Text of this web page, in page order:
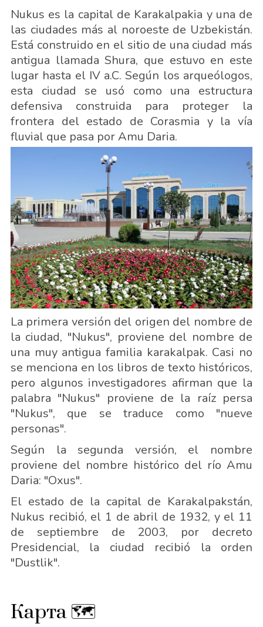
Nukus es la capital de Karakalpakia y una de
las ciudades más al noroeste de Uzbekistán.
Está construido en el sitio de una ciudad más
antigua llamada Shura, que estuvo en este
lugar hasta el IV a.C. Según los arqueólogos,
esta ciudad se usó como una estructura
defensiva construida para proteger la
frontera del estado de Corasmia y la vía
fluvial que pasa por Amu Daria.
La primera versión del origen del nombre de
la ciudad, "Nukus", proviene del nombre de
una muy antigua familia karakalpak. Casi no
se menciona en los libros de texto históricos,
pero algunos investigadores afirman que la
palabra "Nukus" proviene de la raíz persa
"Nukus", que se traduce como "nueve
personas".
Según la segunda versión, el nombre
proviene del nombre histórico del río Amu
Daria: "Oxus".
El estado de la capital de Karakalpakstán,
Nukus recibió, el 1 de abril de 1932, y el 11
de septiembre de 2003, por decreto
Presidencial, la ciudad recibió la orden
"Dustlik".
Карта 🗺